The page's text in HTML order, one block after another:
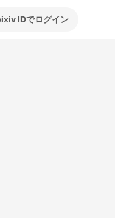
IDでログイン